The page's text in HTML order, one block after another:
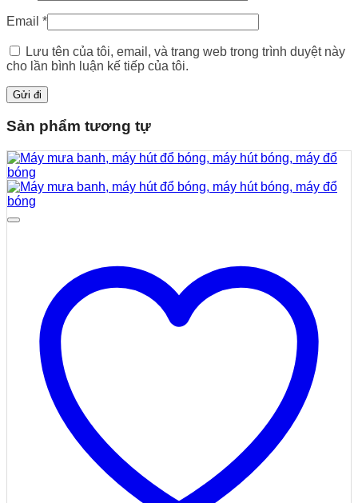
Email *
Lưu tên của tôi, email, và trang web trong trình duyệt này
cho lần bình luận kế tiếp của tôi.
Sản phẩm tương tự